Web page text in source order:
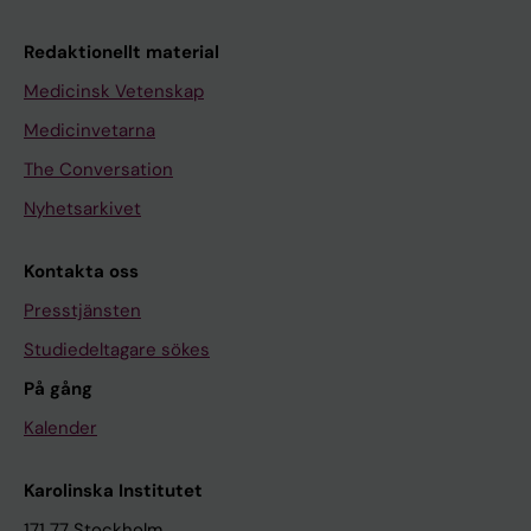
Redaktionellt material
Medicinsk Vetenskap
Medicinvetarna
The Conversation
Nyhetsarkivet
Kontakta oss
Presstjänsten
Studiedeltagare sökes
På gång
Kalender
Karolinska Institutet